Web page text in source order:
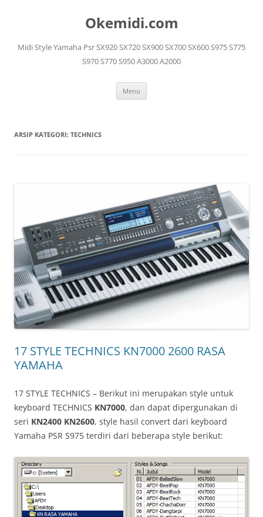
Okemidi.com
Midi Style Yamaha Psr SX920 SX720 SX900 SX700 SX600 S975 S775
S970 S770 S950 A3000 A2000
Menu
ARSIP KATEGORI: TECHNICS
17 STYLE TECHNICS KN7000 2600 RASA
YAMAHA
17 STYLE TECHNICS – Berikut ini merupakan style untuk
keyboard TECHNICS KN7000, dan dapat dipergunakan di
seri KN2400 KN2600, style hasil convert dari keyboard
Yamaha PSR S975 terdiri dari beberapa style berikut: